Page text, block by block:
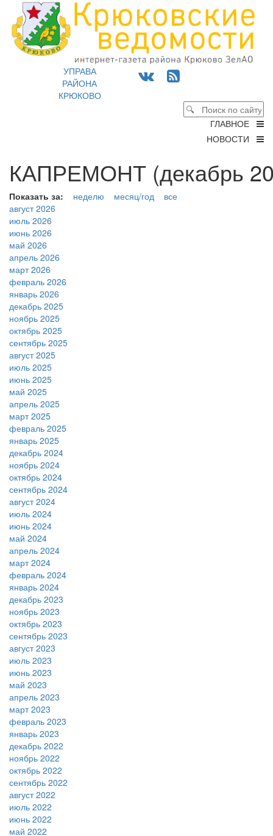
УПРАВА
РАЙОНА
КРЮКОВО
ГЛАВНОЕ
НОВОСТИ
КАПРЕМОНТ (декабрь
Показать за: неделю месяц/год
все
август 2026
июль 2026
июнь 2026
май 2026
апрель 2026
март 2026
февраль 2026
январь 2026
декабрь 2025
ноябрь 2025
октябрь 2025
сентябрь 2025
август 2025
июль 2025
июнь 2025
май 2025
апрель 2025
март 2025
февраль 2025
январь 2025
декабрь 2024
ноябрь 2024
октябрь 2024
сентябрь 2024
август 2024
июль 2024
июнь 2024
май 2024
апрель 2024
март 2024
февраль 2024
январь 2024
декабрь 2023
ноябрь 2023
октябрь 2023
сентябрь 2023
август 2023
июль 2023
июнь 2023
май 2023
апрель 2023
март 2023
февраль 2023
январь 2023
декабрь 2022
ноябрь 2022
октябрь 2022
сентябрь 2022
август 2022
июль 2022
июнь 2022
май 2022